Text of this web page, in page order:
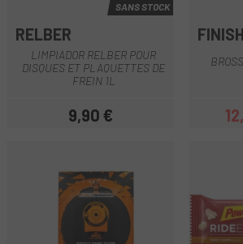
SANS STOCK
RELBER
LIMPIADOR RELBER POUR
DISQUES ET PLAQUETTES DE
FREIN 1L
Prix
9,90 €